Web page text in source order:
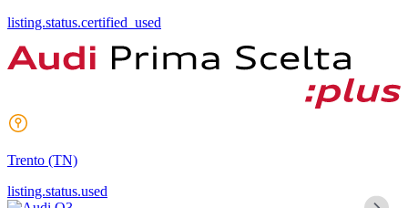
listing.status.certified_used
Trento (TN)
listing.status.used